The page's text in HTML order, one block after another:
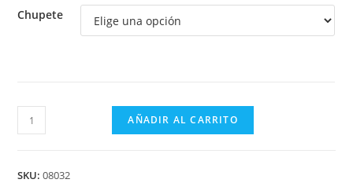
Chupete
BICHILLO
FREDDY
BORDO
AÑADIR AL CARRITO
SKU:08032